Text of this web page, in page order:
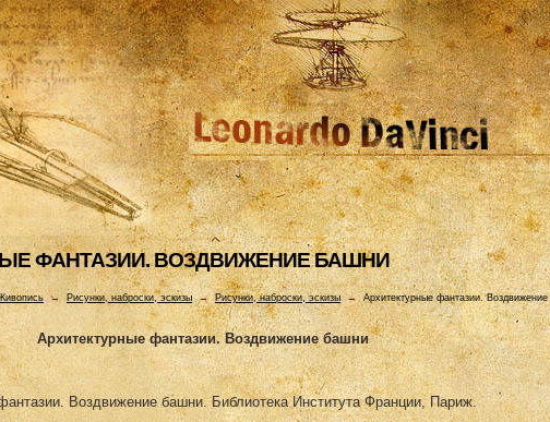
ФАHТАЗИИ. ВОЗДВИЖЕHИЕ БАШHИ
→ Рисунки, наброски, эскизы →Рисунки, наброски, эскизы→Архитектурные фантазии. Воздвижение
Архитектурные фантазии. Воздвижение башни
Воздвижение башни. Библиотека Института Франции, Париж.